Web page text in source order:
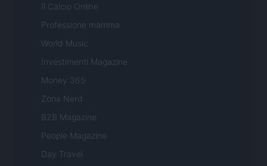
Il Calcio Online
Professione mamma
World Music
Investimenti Magazine
Money 365
Zona Nerd
B2B Magazine
People Magazine
Day Travel